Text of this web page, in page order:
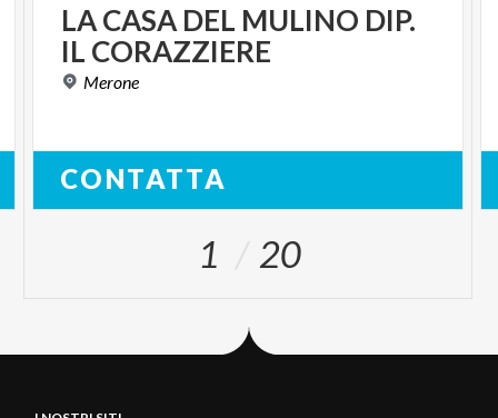
LACASA DEL MULINO DIP.
IL CORAZZIERE
Merone
CONTATTA
1 20